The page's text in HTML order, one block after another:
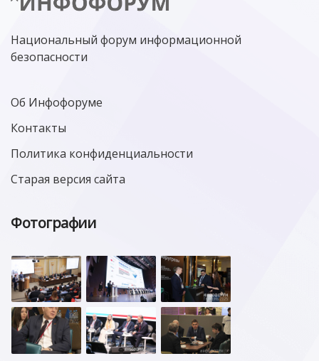
Национальный форум информационной
безопасности
Об Инфофоруме
Контакты
Политика конфиденциальности
Старая версия сайта
Фотографии